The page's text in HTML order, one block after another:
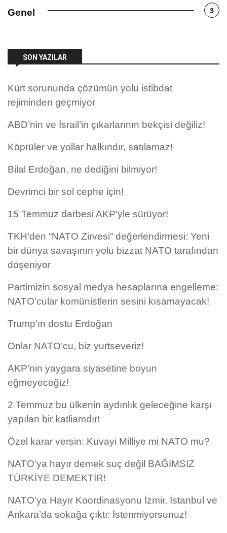
Genel 3
SON YAZILAR
Kürt sorununda çözümün yolu istibdat
rejiminden geçmiyor
ABD’nin ve İsrail’in çıkarlarının bekçisi değiliz!
Köprüler ve yollar halkındır, satılamaz!
Bilal Erdoğan, ne dediğini bilmiyor!
Devrimci bir sol cephe için!
15 Temmuz darbesi AKP’yle sürüyor!
TKH’den “NATO Zirvesi” değerlendirmesi: Yeni
bir dünya savaşının yolu bizzat NATO tarafından
döşeniyor
Partimizin sosyal medya hesaplarına engelleme:
NATO’cular komünistlerin sesini kısamayacak!
Trump’ın dostu Erdoğan
Onlar NATO’cu, biz yurtseveriz!
AKP’nin yaygara siyasetine boyun
eğmeyeceğiz!
2 Temmuz bu ülkenin aydınlık geleceğine karşı
yapılan bir katliamdır!
Özel karar versin: Kuvayi Milliye mi NATO mu?
NATO’ya hayır demek suç değil BAĞIMSIZ
TÜRKİYE DEMEKTİR!
NATO’ya Hayır Koordinasyonu İzmir, İstanbul ve
Ankara’da sokağa çıktı: İstenmiyorsunuz!